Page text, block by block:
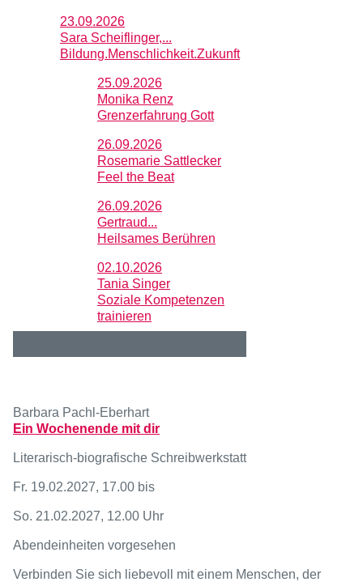
23.09.2026
Sara Scheiflinger,...
Bildung.Menschlichkeit.Zukunft
25.09.2026
Monika Renz
Grenzerfahrung Gott
26.09.2026
Rosemarie Sattlecker
Feel the Beat
26.09.2026
Gertraud...
Heilsames Berühren
02.10.2026
Tania Singer
Soziale Kompetenzen
trainieren
Barbara Pachl-Eberhart
Ein Wochenende mit dir
Literarisch-biografische Schreibwerkstatt
Fr. 19.02.2027, 17.00 bis
So. 21.02.2027, 12.00 Uhr
Abendeinheiten vorgesehen
Verbinden Sie sich liebevoll mit einem Menschen, der